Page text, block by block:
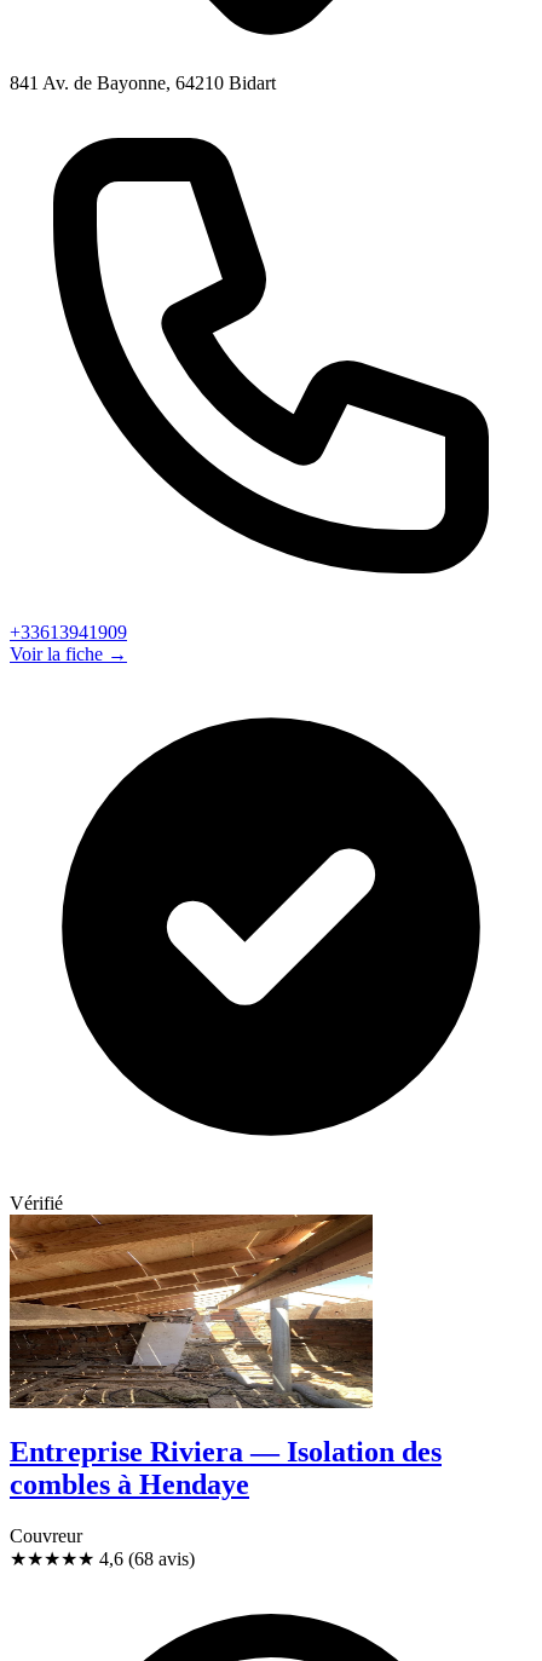
841 Av. de Bayonne, 64210 Bidart
+33613941909
Voir la fiche →
Vérifié
Entreprise Riviera — Isolation des
combles à Hendaye
Couvreur
★★★★★ 4,6 (68 avis)